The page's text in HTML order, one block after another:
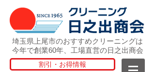
埼玉県上尾市のおすすめクリーニングは
今年で創業60年、工場直営の日之出商会
割引・お得情報